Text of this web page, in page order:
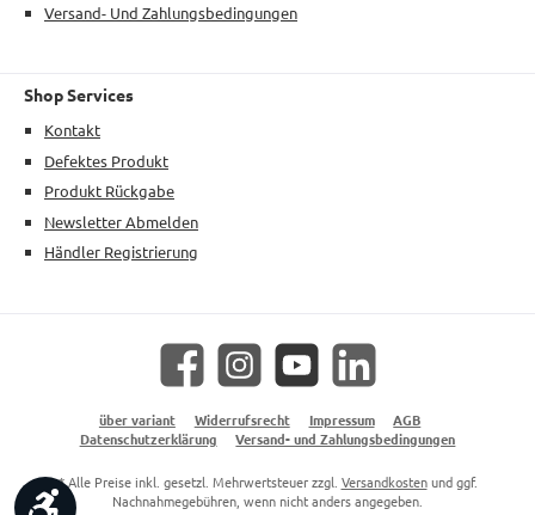
Versand- Und Zahlungsbedingungen
Shop Services
Kontakt
Defektes Produkt
Produkt Rückgabe
Newsletter Abmelden
Händler Registrierung
Facebook Instagram YouTube LinkedIn
über variant Widerrufsrecht Impressum
AGB
Datenschutzerklärung
Versand- und Zahlungsbedingungen
* Alle Preise inkl. gesetzl. Mehrwertsteuer zzgl. Versandkostenund ggf.
Nachnahmegebühren, wenn nicht anders angegeben.
Werkzeugleiste anzeigen